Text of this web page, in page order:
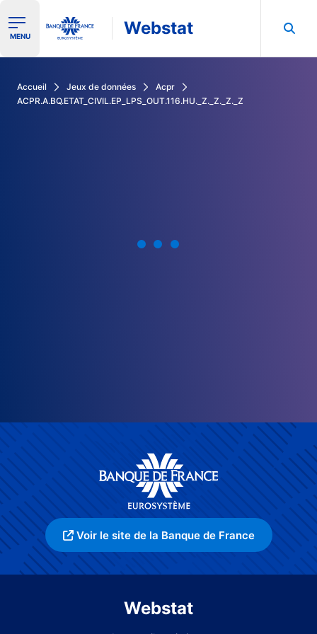
Ouvrir le menu de navigation
MENU Webstat
Accueil Jeux de données
Acpr
ACPR.A.BQ.ETAT_CIVIL.EP_LPS_OUT.116.HU._Z._Z._Z._Z
Voir le site de la Banque de France
Webstat